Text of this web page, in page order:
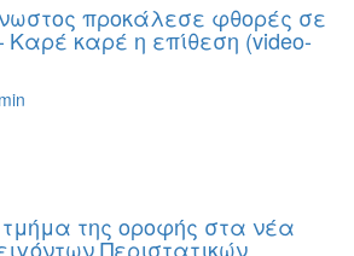
προκάλεσε φθορές σε
καρέ η επίθεση (video-
της οροφής στα νέα
Περιστατικών